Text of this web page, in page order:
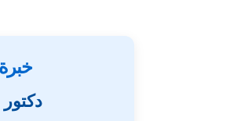
خبرة